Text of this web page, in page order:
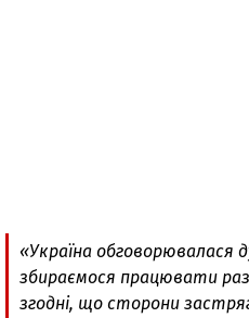
«Україна обговорювалася
збираємося працювати
згодні, що сторони